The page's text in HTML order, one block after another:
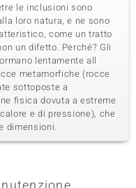
le inclusioni sono
loro natura, e ne sono
come un tratto
un difetto. Perché? Gli
lentamente all
metamorfiche (rocce
sottoposte a
fisica dovuta a estreme
e di pressione), che
dimensioni.